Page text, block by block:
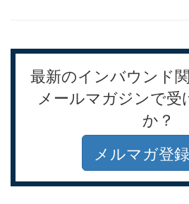
最新のインバウンド
メールマガジンで受
か？
メルマガ登